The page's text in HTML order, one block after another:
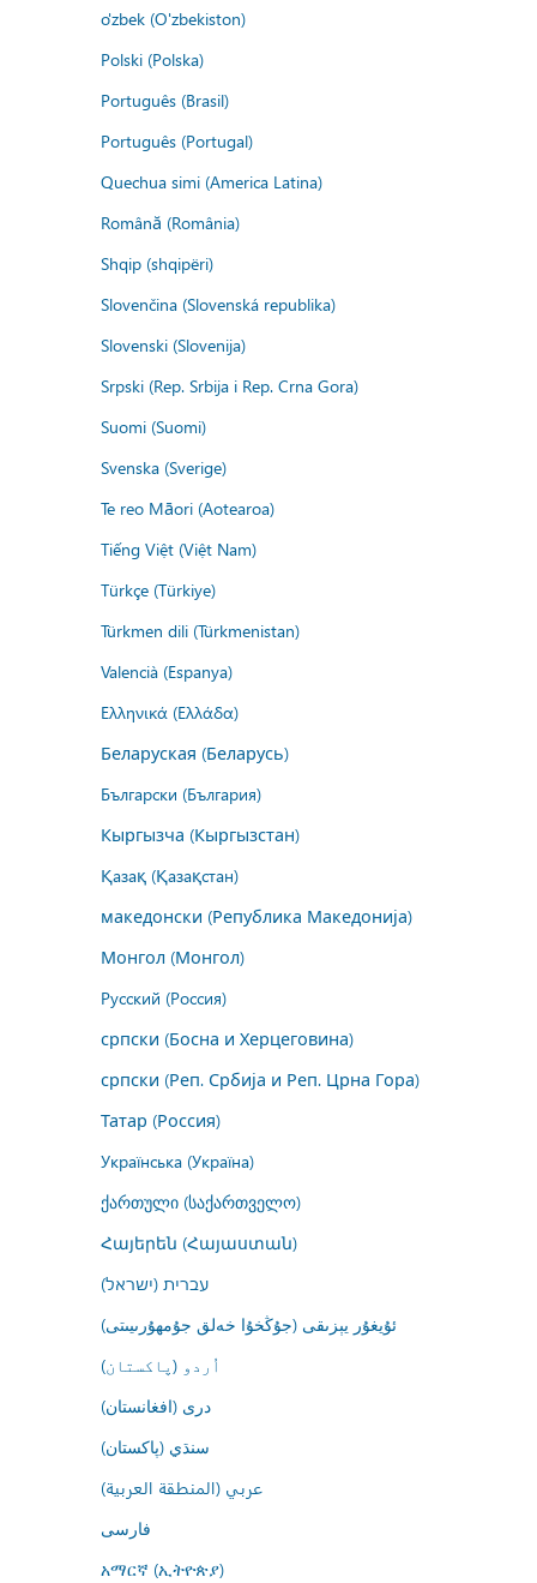
o'zbek (O'zbekiston)
Polski (Polska)
Português (Brasil)
Português (Portugal)
Quechua simi (America Latina)
Română (România)
Shqip (shqipëri)
Slovenčina (Slovenská republika)
Slovenski (Slovenija)
Srpski (Rep. Srbija i Rep. Crna Gora)
Suomi (Suomi)
Svenska (Sverige)
Te reo Māori (Aotearoa)
Tiếng Việt (Việt Nam)
Türkçe (Türkiye)
Türkmen dili (Türkmenistan)
Valencià (Espanya)
Ελληνικά (Ελλάδα)
Беларуская (Беларусь)
Български (България)
Кыргызча (Кыргызстан)
Қазақ (Қазақстан)
македонски (Република Македонија)
Монгол (Монгол)
Русский (Россия)
српски (Босна и Херцеговина)
српски (Реп. Србија и Реп. Црна Гора)
Татар (Россия)
Українська (Україна)
ქართული (საქართველო)
Հայերեն (Հայաստան)
עברית (ישראל)
ئۇيغۇر يېزىقى (جۇڭخۇا خەلق جۇمھۇرىيىتى)
اُردو (پاکستان)
درى (افغانستان)
سنڌي (پاکستان)
عربي (المنطقة العربية)
فارسى
አማርኛ (ኢትዮጵያ)